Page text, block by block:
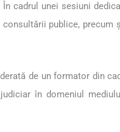
cadrul unei sesiuni
publice, precum
de un formator din
în domeniul